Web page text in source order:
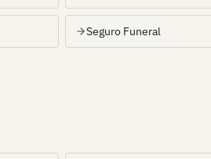
Seguro Funeral